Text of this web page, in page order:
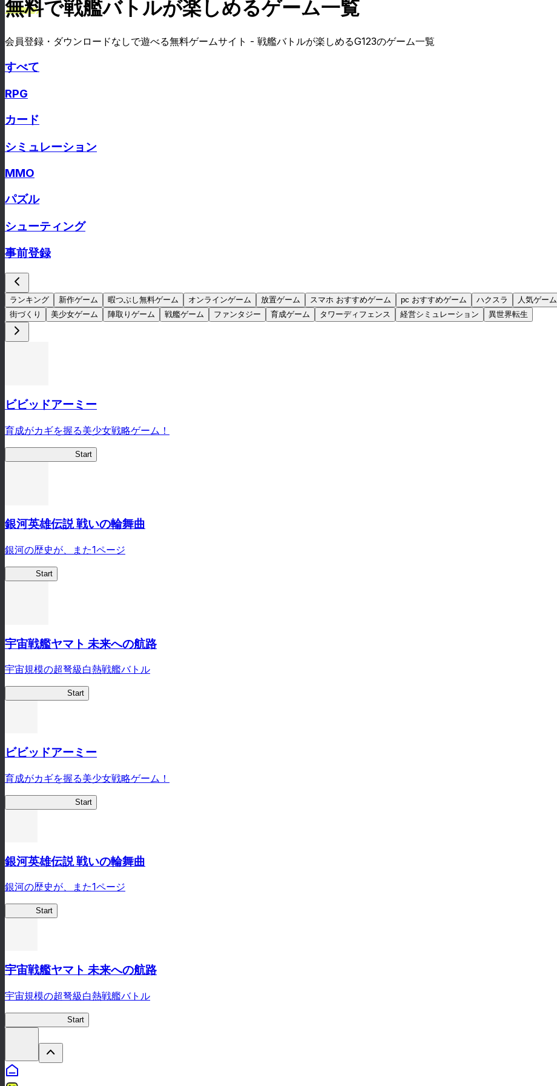
無料で戦艦バトルが楽しめるゲーム一覧
会員登録・ダウンロードなしで遊べる無料ゲームサイト - 戦艦バトルが楽しめるG123のゲーム一覧
すべて
RPG
カード
シミュレーション
MMO
パズル
シューティング
事前登録
ランキング 新作ゲーム 暇つぶし無料ゲーム オンラインゲーム 放置ゲーム スマホ おすすめゲーム pc おすすめゲーム ハクスラ 人気ゲーム
街づくり
美少女ゲーム 陣取りゲーム 戦艦ゲーム ファンタジー 育成ゲーム タワーディフェンス 経営シミュレーション 異世界転生
ビビッドアーミー
育成がカギを握る美少女戦略ゲーム！
Start
銀河英雄伝説 戦いの輪舞曲
銀河の歴史が、また1ページ
Start
宇宙戦艦ヤマト 未来への航路
宇宙規模の超弩級白熱戦艦バトル
Start
ビビッドアーミー
育成がカギを握る美少女戦略ゲーム！
Start
銀河英雄伝説 戦いの輪舞曲
銀河の歴史が、また1ページ
Start
宇宙戦艦ヤマト 未来への航路
宇宙規模の超弩級白熱戦艦バトル
Start